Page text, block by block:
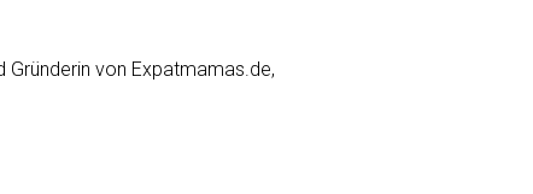
Gründerin von Expatmamas.de,